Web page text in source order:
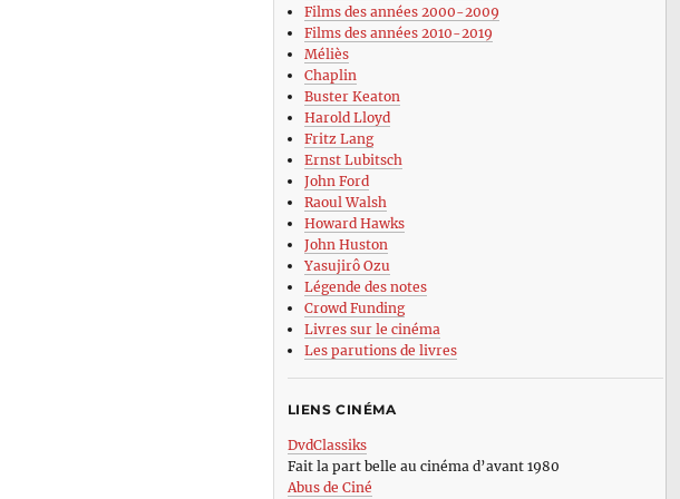
Films des années 2000-2009
Films des années 2010-2019
Méliès
Chaplin
Buster Keaton
Harold Lloyd
Fritz Lang
Ernst Lubitsch
John Ford
Raoul Walsh
Howard Hawks
John Huston
Yasujirô Ozu
Légende des notes
Crowd Funding
Livres sur le cinéma
Les parutions de livres
LIENS CINÉMA
DvdClassiks
Fait la part belle au cinéma d’avant 1980
Abus de Ciné